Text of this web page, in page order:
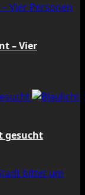
Vier Personen
– Vier
gesucht
bittet um